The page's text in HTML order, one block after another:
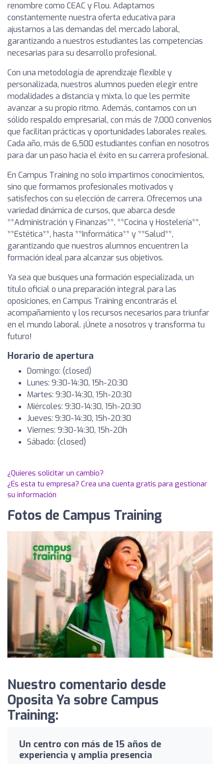
renombre como CEAC y Flou. Adaptamos
constantemente nuestra oferta educativa para
ajustarnos a las demandas del mercado laboral,
garantizando a nuestros estudiantes las competencias
necesarias para su desarrollo profesional.
Con una metodología de aprendizaje flexible y
personalizada, nuestros alumnos pueden elegir entre
modalidades a distancia y mixta, lo que les permite
avanzar a su propio ritmo. Además, contamos con un
sólido respaldo empresarial, con más de 7,000 convenios
que facilitan prácticas y oportunidades laborales reales.
Cada año, más de 6,500 estudiantes confían en nosotros
para dar un paso hacia el éxito en su carrera profesional.
En Campus Training no solo impartimos conocimientos,
sino que formamos profesionales motivados y
satisfechos con su elección de carrera. Ofrecemos una
variedad dinámica de cursos, que abarca desde
**Administración y Finanzas**, **Cocina y Hostelería**,
**Estética**, hasta **Informática** y **Salud**,
garantizando que nuestros alumnos encuentren la
formación ideal para alcanzar sus objetivos.
Ya sea que busques una formación especializada, un
título oficial o una preparación integral para las
oposiciones, en Campus Training encontrarás el
acompañamiento y los recursos necesarios para triunfar
en el mundo laboral. ¡Únete a nosotros y transforma tu
futuro!
Horario de apertura
Domingo: (closed)
Lunes: 9:30-14:30, 15h-20:30
Martes: 9:30-14:30, 15h-20:30
Miércoles: 9:30-14:30, 15h-20:30
Jueves: 9:30-14:30, 15h-20:30
Viernes: 9:30-14:30, 15h-20h
Sábado: (closed)
¿Quieres solicitar un cambio?
¿Es esta tu empresa? Crea una cuenta gratis para gestionar
su información
Fotos de Campus Training
Nuestro comentario desde
Oposita Ya sobre Campus
Training:
Un centro con más de 15 años de
experiencia y amplia presencia